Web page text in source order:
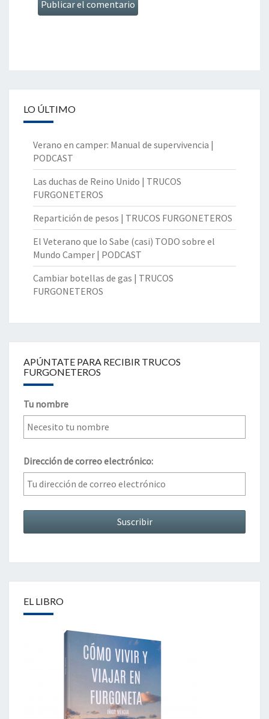
LO ÚLTIMO
Verano en camper: Manual de supervivencia |
PODCAST
Las duchas de Reino Unido | TRUCOS
FURGONETEROS
Repartición de pesos | TRUCOS FURGONETEROS
El Veterano que lo Sabe (casi) TODO sobre el
Mundo Camper | PODCAST
Cambiar botellas de gas | TRUCOS
FURGONETEROS
APÚNTATE PARA RECIBIR TRUCOS
FURGONETEROS
Tu nombre
Dirección de correo electrónico:
EL LIBRO